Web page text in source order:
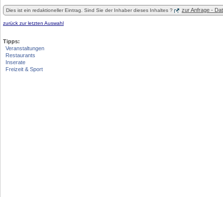
Dies ist ein redaktioneller Eintrag. Sind Sie der Inhaber dieses Inhaltes ? zur Anfrage -
zurück zur letzten Auswahl
Tipps:
Veranstaltungen
Restaurants
Inserate
Freizeit & Sport